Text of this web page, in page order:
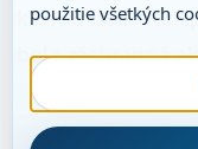
ktorou boli
bola záchranná
použitie všetkých